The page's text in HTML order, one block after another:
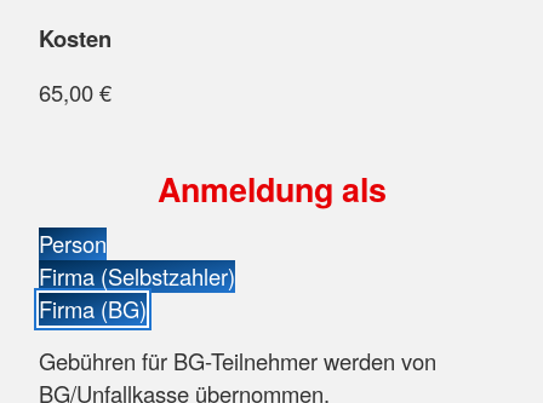
Kosten
65,00 €
Anmeldung als
Person
Firma (Selbstzahler)
Firma (BG)
Gebühren für BG-Teilnehmer werden von
BG/Unfallkasse übernommen.